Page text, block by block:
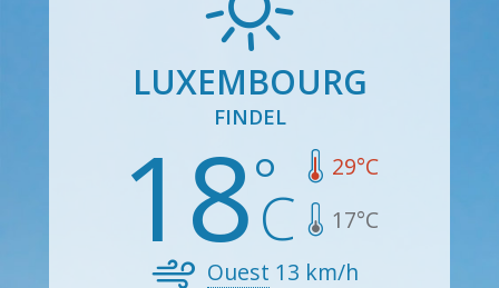
LUXEMBOURG
FINDEL
18 29°C
17°C
Ouest 13 km/h